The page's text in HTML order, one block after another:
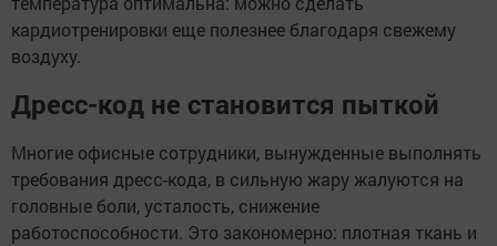
кардиотренировки еще полезнее благодаря свежему
воздуху.
Дресс-код не становится пыткой
Многие офисные сотрудники, вынужденные выполнять
требования дресс-кода, в сильную жару жалуются на
головные боли, усталость, снижение
работоспособности. Это закономерно: плотная ткань и